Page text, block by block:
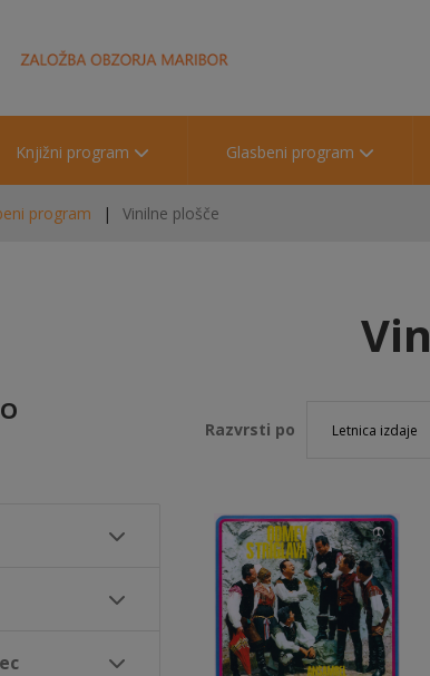
Knjižni program Glasbeni program
program Vinilne plošče
Razvrsti po